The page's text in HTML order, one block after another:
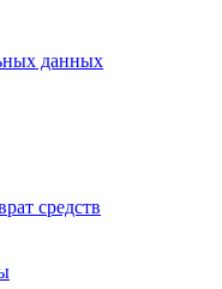
данных
средств